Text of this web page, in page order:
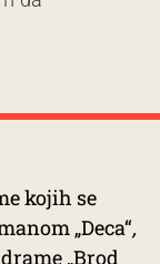
kojih se
„Deca“,
„Brod